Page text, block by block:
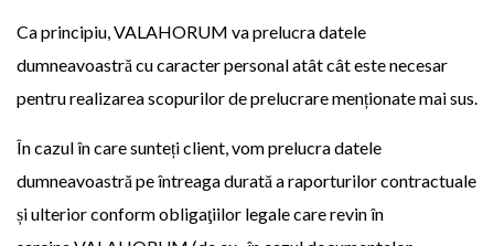
Ca principiu, VALAHORUM va prelucra datele
dumneavoastră cu caracter personal atât cât este necesar
pentru realizarea scopurilor de prelucrare menționate mai sus.
În cazul în care sunteți client, vom prelucra datele
dumneavoastră pe întreaga durată a raporturilor contractuale
și ulterior conform obligaţiilor legale care revin în